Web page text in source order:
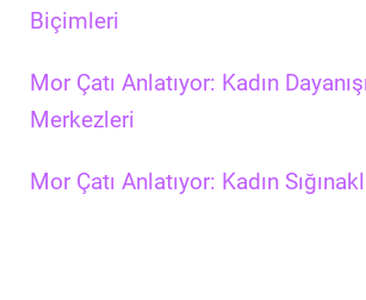
Biçimleri
Mor Çatı Anlatıyor: Kadın
Merkezleri
Mor Çatı Anlatıyor: Kadın